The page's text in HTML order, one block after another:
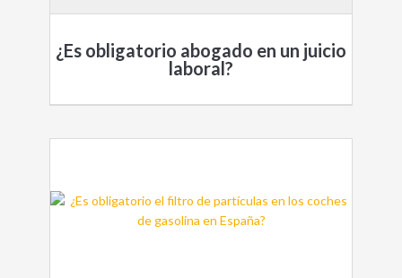
¿Es obligatorio abogado en un juicio
laboral?